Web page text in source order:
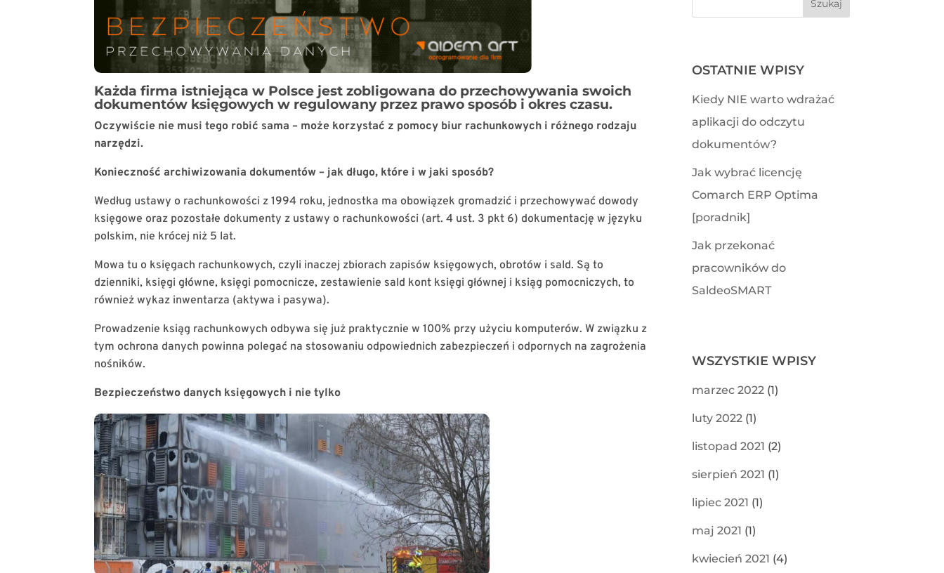
Każda firma istniejąca w Polsce jest zobligowana do przechowywania swoich
dokumentów księgowych w regulowany przez prawo sposób i okres czasu.
Oczywiście nie musi tego robić sama – może korzystać z pomocy biur rachunkowych i różnego rodzaju
narzędzi.
Konieczność archiwizowania dokumentów – jak długo, które i w jaki sposób?
Według ustawy o rachunkowości z 1994 roku, jednostka ma obowiązek gromadzić i przechowywać dowody
księgowe oraz pozostałe dokumenty z ustawy o rachunkowości (art. 4 ust. 3 pkt 6) dokumentację w języku
polskim, nie krócej niż 5 lat.
Mowa tu o księgach rachunkowych, czyli inaczej zbiorach zapisów księgowych, obrotów i sald. Są to
dzienniki, księgi główne, księgi pomocnicze, zestawienie sald kont księgi głównej i ksiąg pomocniczych, to
również wykaz inwentarza (aktywa i pasywa).
Prowadzenie ksiąg rachunkowych odbywa się już praktycznie w 100% przy użyciu komputerów. W związku z
tym ochrona danych powinna polegać na stosowaniu odpowiednich zabezpieczeń i odpornych na zagrożenia
nośników.
Bezpieczeństwo danych księgowych i nie tylko
OSTATNIE WPISY
Kiedy NIE warto wdrażać
aplikacji do odczytu
dokumentów?
Jak wybrać licencję
Comarch ERP Optima
[poradnik]
Jak przekonać
pracowników do
SaldeoSMART
WSZYSTKIE WPISY
marzec 2022 (1)
luty 2022 (1)
listopad 2021 (2)
sierpień 2021 (1)
lipiec 2021 (1)
maj 2021 (1)
kwiecień 2021 (4)